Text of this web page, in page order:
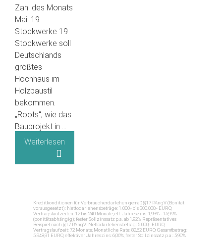
Zahl des Monats
Mai: 19
Stockwerke 19
Stockwerke soll
Deutschlands
größtes
Hochhaus im
Holzbaustil
bekommen.
„Roots“, wie das
Bauprojekt in …
Weiterlesen
Kreditkonditionen für Verbraucherdarlehen gemäß §17 PAngV (Bonität
vorausgesetzt): Nettodarlehensbeträge: 1.000,- bis 300.000,- EURO;
Vertragslaufzeiten: 12 bis 240 Monate; eff. Jahreszins: 1,93% - 15,99%
(bonitätsabhängig); fester Sollzinssatz p.a. ab 1,92% Repräsentatives
Beispiel nach §17 PAngV: Nettodarlehensbetrag: 5.000,- EURO;
Vertragslaufzeit: 72 Monate; Monatliche Rate: 82,62 EURO; Gesamtbetrag:
5.948,91 EURO; effektiver Jahreszins: 6,06%; fester Sollzinssatz p.a.: 5,90%